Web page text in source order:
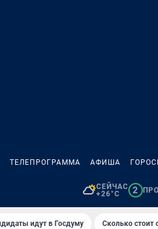
ТЕЛЕПРОГРАММА АФИША
СЕЙЧАС
+26°C
2
идут в Госдуму Сколько стоит